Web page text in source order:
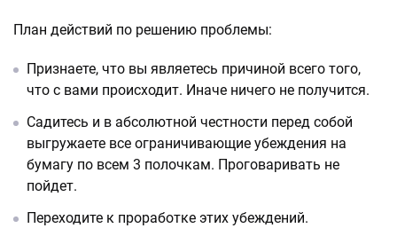
План действий по решению проблемы:
Признаете, что вы являетесь причиной всего того,
что с вами происходит. Иначе ничего не получится.
Садитесь и в абсолютной честности перед собой
выгружаете все ограничивающие убеждения на
бумагу по всем 3 полочкам. Проговаривать не
пойдет.
Переходите к проработке этих убеждений.